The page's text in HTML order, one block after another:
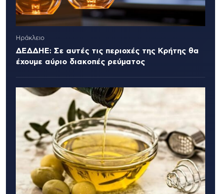
Ηράκλειο
ΔΕΔΔΗΕ: Σε αυτές τις περιοχές της Κρήτης θα
έχουμε αύριο διακοπές ρεύματος